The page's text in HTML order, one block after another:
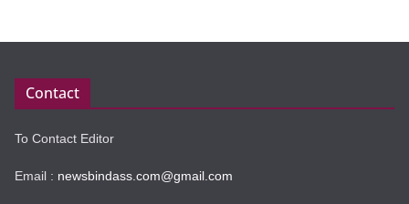
Contact
To Contact Editor
Email : newsbindass.com@gmail.com